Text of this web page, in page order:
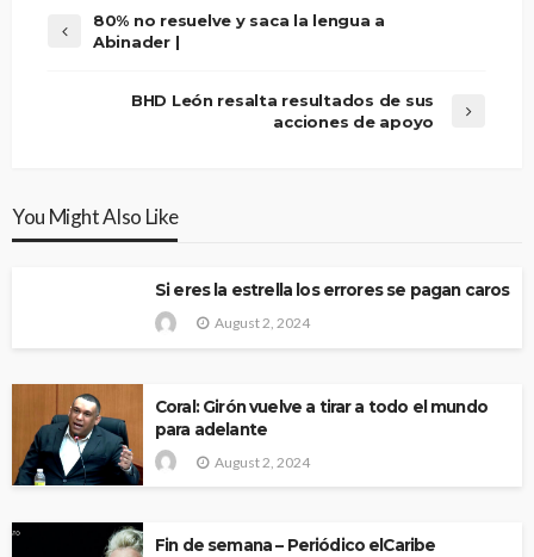
80% no resuelve y saca la lengua a
Abinader |
BHD León resalta resultados de sus
acciones de apoyo
You Might Also Like
Si eres la estrella los errores se pagan caros
August 2, 2024
Coral: Girón vuelve a tirar a todo el mundo
para adelante
August 2, 2024
Fin de semana – Periódico elCaribe